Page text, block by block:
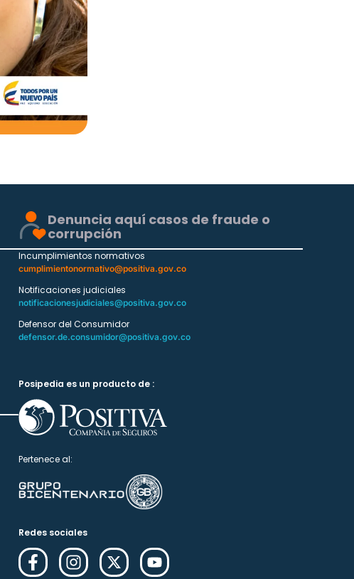
Denuncia aquí casos de fraude o
corrupción
Incumplimientos normativos
cumplimientonormativo@positiva.gov.co
Notificaciones judiciales
notificacionesjudiciales@positiva.gov.co
Defensor del Consumidor
defensor.de.consumidor@positiva.gov.co
Posipedia es un producto de :
Pertenece al:
Redes sociales